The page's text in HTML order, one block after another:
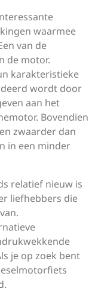
waarmee
van de
de motor.
karakteristieke
wordt door
aan het
Bovendien
zwaarder dan
in een minder
relatief nieuw is
liefhebbers die
je op zoek bent